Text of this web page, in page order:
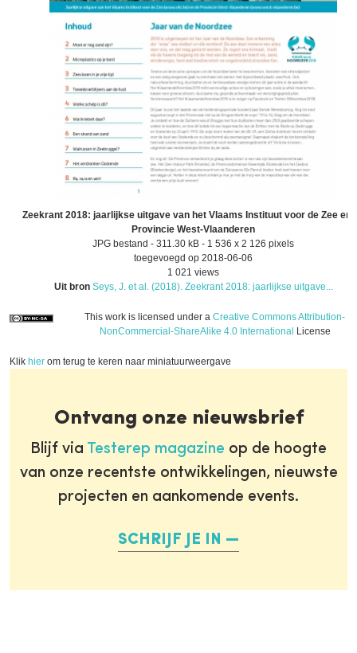
Zeekrant 2018: jaarlijkse uitgave van het Vlaams Instituut voor de Zee en
Provincie West-Vlaanderen
JPG bestand - 311.30 kB - 1 536 x 2 126 pixels
toegevoegd op 2018-06-06
1 021 views
Uit bron Seys, J. et al. (2018). Zeekrant 2018: jaarlijkse uitgave...
This work is licensed under aCreative Commons Attribution-
NonCommercial-ShareAlike 4.0 International License
Klik hier om terug te keren naar miniatuurweergave
Ontvang onze nieuwsbrief
Blijf via Testerep magazine op de hoogte
van onze recentste ontwikkelingen, nieuwste
projecten en aankomende events.
SCHRIJF JE IN